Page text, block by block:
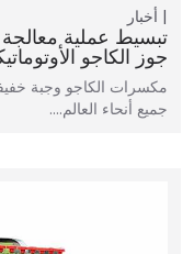
أخبار
تبسيط عملية معالجة
جوز الكاجو
مكسرات الكاجو وجبة
جميع أنحاء العالم.…